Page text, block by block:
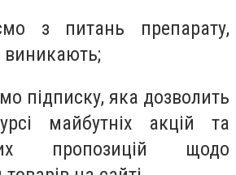
з питань препарату,
підписку, яка дозволить
майбутніх акцій та
пропозицій щодо